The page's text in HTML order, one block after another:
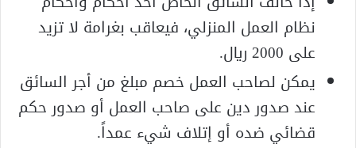
نظام العمل المنزلي، فيعاقب بغرامة لا تزيد
على 2000 ريال.
يمكن لصاحب العمل خصم مبلغ من أجر السائق
عند صدور دين على صاحب العمل أو صدور حكم
قضائي ضده أو إتلاف شيء عمداً.